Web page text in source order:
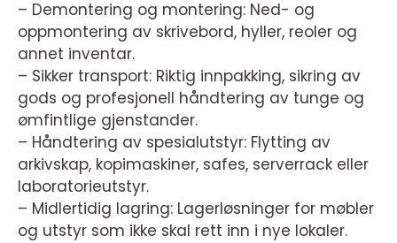
– Demontering og montering: Ned- og
oppmontering av skrivebord, hyller, reoler og
annet inventar.
– Sikker transport: Riktig innpakking, sikring av
gods og profesjonell håndtering av tunge og
ømfintlige gjenstander.
– Håndtering av spesialutstyr: Flytting av
arkivskap, kopimaskiner, safes, serverrack eller
laboratorieutstyr.
– Midlertidig lagring: Lagerløsninger for møbler
og utstyr som ikke skal rett inn i nye lokaler.